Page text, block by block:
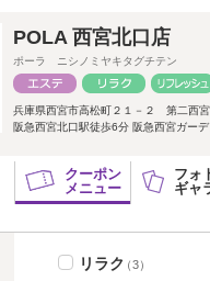
POLA 西宮北口店
ポーラ ニシノミヤキタグチテン
兵庫県西宮市高松町２１－２ 第二西宮
阪急西宮北口駅徒歩6分 阪急西宮ガー
クーポン
メニュー
フォ
ギャ
リラク（3）